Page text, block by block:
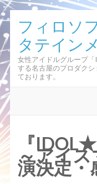
ン
ツ
へ
キ
ッ
プ
(Enter
を
押
す)
フィロソ
タテイン
女性アイドルグループ
する名古屋のプロダク
ております。
『
～アイ
演決定・